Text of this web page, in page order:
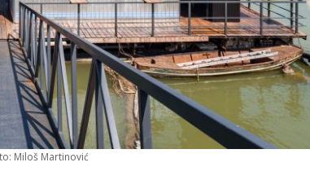
Miloš Martinović